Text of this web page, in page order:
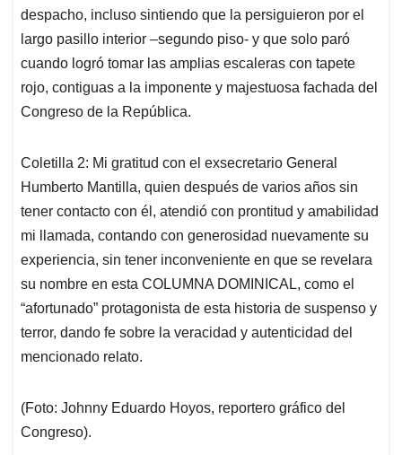
despacho, incluso sintiendo que la persiguieron por el
largo pasillo interior –segundo piso- y que solo paró
cuando logró tomar las amplias escaleras con tapete
rojo, contiguas a la imponente y majestuosa fachada del
Congreso de la República.
Coletilla 2: Mi gratitud con el exsecretario General
Humberto Mantilla, quien después de varios años sin
tener contacto con él, atendió con prontitud y amabilidad
mi llamada, contando con generosidad nuevamente su
experiencia, sin tener inconveniente en que se revelara
su nombre en esta COLUMNA DOMINICAL, como el
“afortunado” protagonista de esta historia de suspenso y
terror, dando fe sobre la veracidad y autenticidad del
mencionado relato.
(Foto: Johnny Eduardo Hoyos, reportero gráfico del
Congreso).